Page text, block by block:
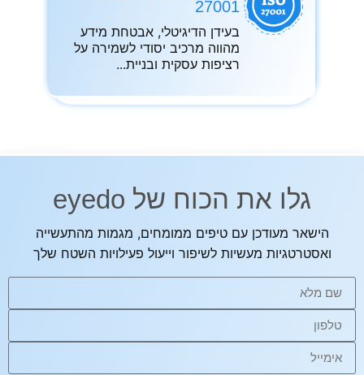
27001
בעידן הדיגיטלי, אבטחת מידע
מהווה מרכיב יסודי לשמירה על
רציפות עסקית ובניית
גלו את הכוח של eyedo
הישאר מעודכן עם טיפים ממומחים, מגמות מהתעשייה
ואסטרטגיות מעשיות לשיפור וייעול פעילויות השטח שלך